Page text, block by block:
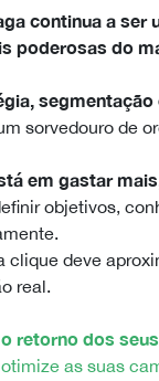
continua a ser
poderosas do
segmentação
sorvedouro de
em gastar
objetivos,
clique deve
real.
retorno dos
as suas